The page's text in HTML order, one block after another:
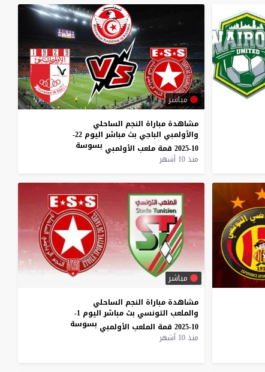
مباشر
مشاهدة مباراة النجم الساحلي
والأولمبي الباجي بث مباشر اليوم 22-
10-2025 قمة ملعب الأولمبي
بسوسة
منذ 10 أشهر
مباشر
مشاهدة مباراة النجم الساحلي
والملعب التونسي بث مباشر اليوم 1-
10-2025 قمة الملعب الأولمبي
بسوسة
منذ 10 أشهر